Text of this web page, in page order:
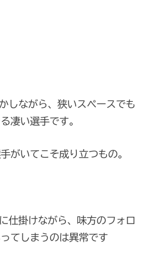
しながら、狭いスペースでも
凄い選手です。
がいてこそ成り立つもの。
仕掛けながら、味方のフォロ
てしまうのは異常です